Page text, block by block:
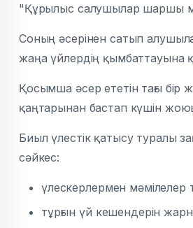
"Құрылыс салушылар шаршы
Соның әсерінен сатып
жаңа үйлердің қымбаттауына
Қосымша әсер ететін тағы
қаңтарынан бастап күшін
Биыл үлестік қатысу туралы
сәйкес:
үлескерлермен мәмілелер
тұрғын үй кешендерін